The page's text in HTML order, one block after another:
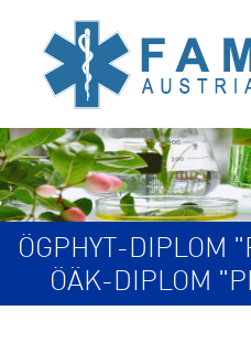
ÖGPHYT-DIPLOM
ÖÄK-DIPLOM